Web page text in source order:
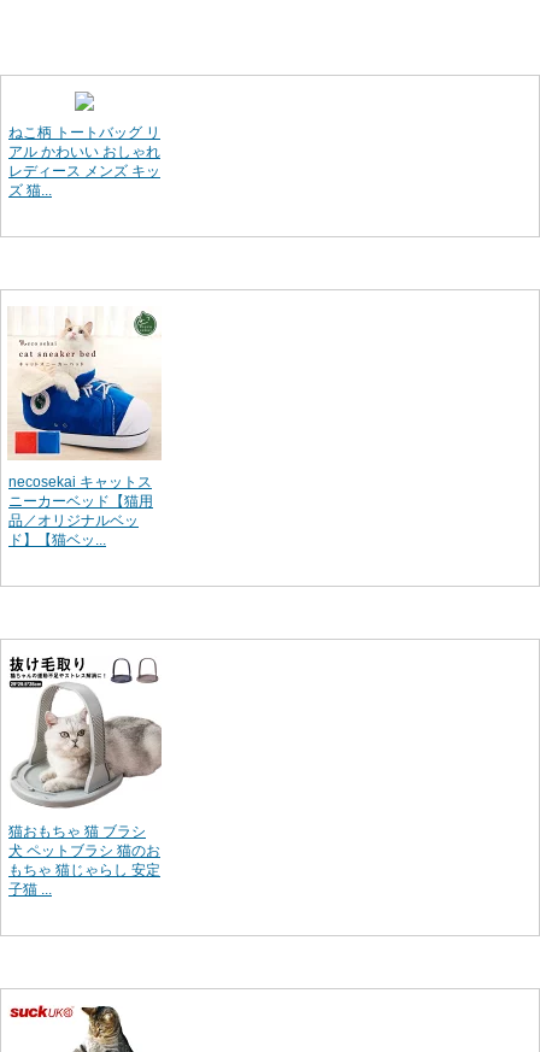
ねこ柄 トートバッグ リ
アル かわいい おしゃれ
レディース メンズ キッ
ズ 猫...
necosekai キャットス
ニーカーベッド【猫用
品／オリジナルベッ
ド】【猫ベッ...
猫おもちゃ 猫 ブラシ
犬 ペットブラシ 猫のお
もちゃ 猫じゃらし 安定
子猫 ...